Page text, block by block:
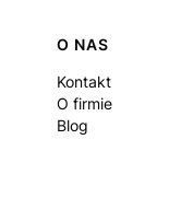
Linki w
O NAS
Kontakt
O firmie
Blog